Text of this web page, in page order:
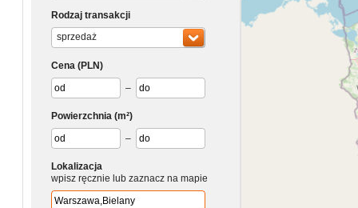
Rodzaj transakcji
sprzedaż
Cena (PLN)
–
Powierzchnia (m²)
–
Lokalizacja
wpisz ręcznie lub zaznacz na mapie